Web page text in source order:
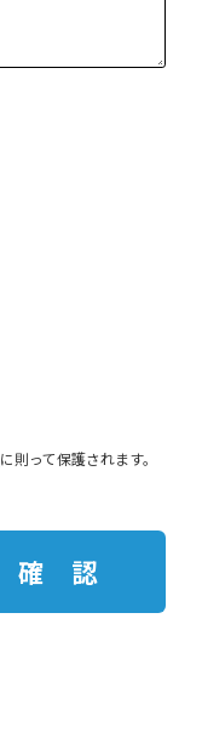
に則って保護されます。